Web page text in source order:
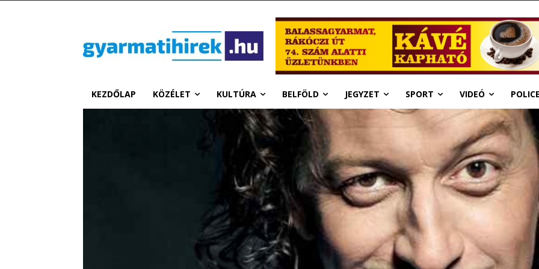
KEZDŐLAP KÖZÉLET KULTÚRA BELFÖLD JEGYZET SPORT VIDEÓ